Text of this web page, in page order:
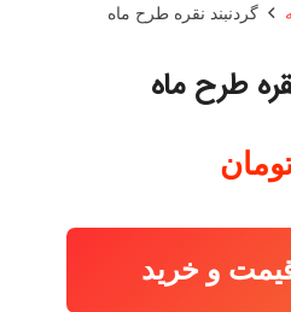
گردنبند نقره طرح ماه
طرح ماه
و خرید